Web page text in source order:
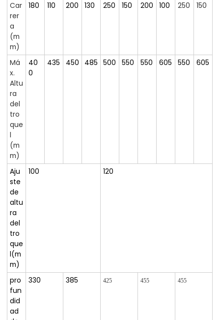
Car
rer
a
(m
m)
180 110 200 130 250 150 200 100 250 150
Má
x.
Altu
ra
del
tro
que
l
(m
m)
40
0
435 450 485 500 550 550 605 550 605
Aju
ste
de
altu
ra
del
tro
que
l(m
m)
100 120
pro
fun
did
ad
330 385 425 455 455